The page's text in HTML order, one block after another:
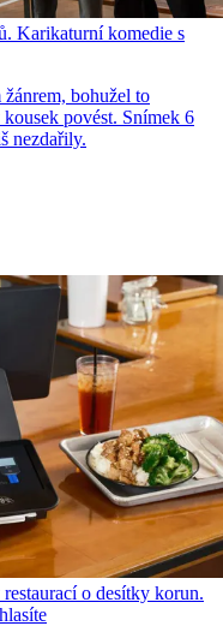
Karikaturní komedie s
bohužel to
povést. Snímek 6
nezdařily.
o desítky korun.